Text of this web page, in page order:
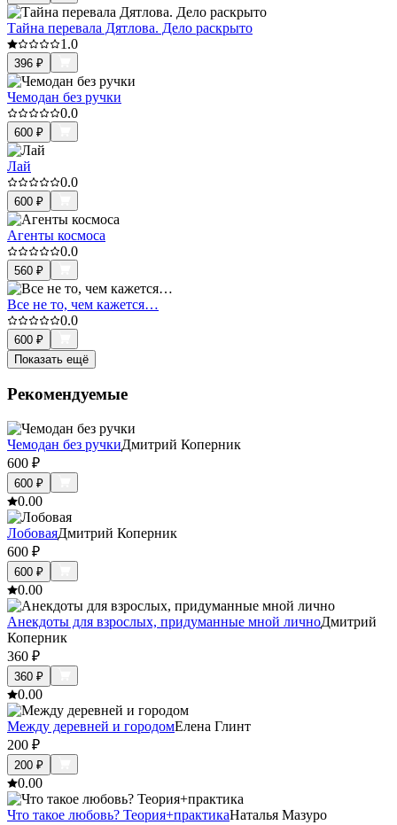
Тайна перевала Дятлова. Дело раскрыто
1.0
396 ₽
Чемодан без ручки
0.0
600 ₽
Лай
0.0
600 ₽
Агенты космоса
0.0
560 ₽
Все не то, чем кажется…
0.0
600 ₽
Показать ещё
Рекомендуемые
Чемодан без ручкиДмитрий Коперник
600 ₽
600 ₽
0.00
ЛобоваяДмитрий Коперник
600 ₽
600 ₽
0.00
Анекдоты для взрослых, придуманные мной личноДмитрий
Коперник
360 ₽
360 ₽
0.00
Между деревней и городомЕлена Глинт
200 ₽
200 ₽
0.00
Что такое любовь? Теория+практикаНаталья Мазуро